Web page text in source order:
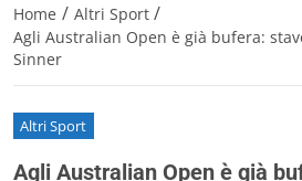
Home / Altri Sport /
Agli Australian Open è già bufera:
Sinner
Altri Sport
Agli Australian Open è già